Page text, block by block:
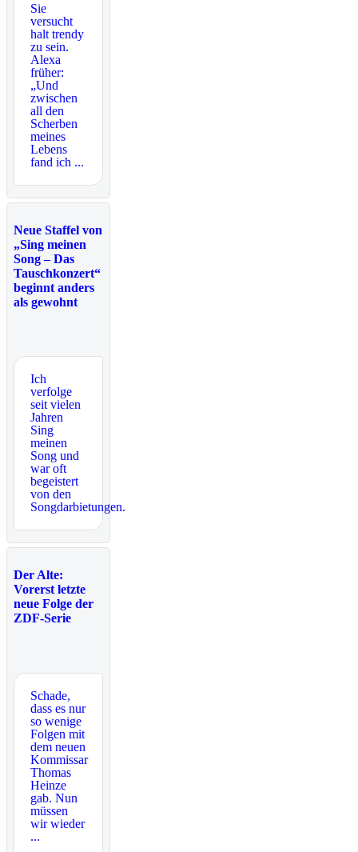
Sie
versucht
halt trendy
zu sein.
Alexa
früher:
„Und
zwischen
all den
Scherben
meines
Lebens
fand ich ...
Neue Staffel von
„Sing meinen
Song – Das
Tauschkonzert“
beginnt anders
als gewohnt
Ich
verfolge
seit vielen
Jahren
Sing
meinen
Song und
war oft
begeistert
von den
Songdarbietungen.
Der Alte:
Vorerst letzte
neue Folge der
ZDF-Serie
Schade,
dass es nur
so wenige
Folgen mit
dem neuen
Kommissar
Thomas
Heinze
gab. Nun
müssen
wir wieder
...